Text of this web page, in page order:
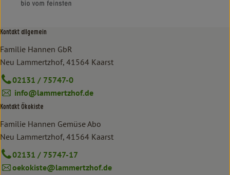
Kontakt allgemein
Familie Hannen GbR
Neu Lammertzhof, 41564 Kaarst
02131 / 75747-0
info@lammertzhof.de
Kontakt Ökokiste
Familie Hannen Gemüse Abo
Neu Lammertzhof, 41564 Kaarst
02131 / 75747-17
oekokiste@lammertzhof.de